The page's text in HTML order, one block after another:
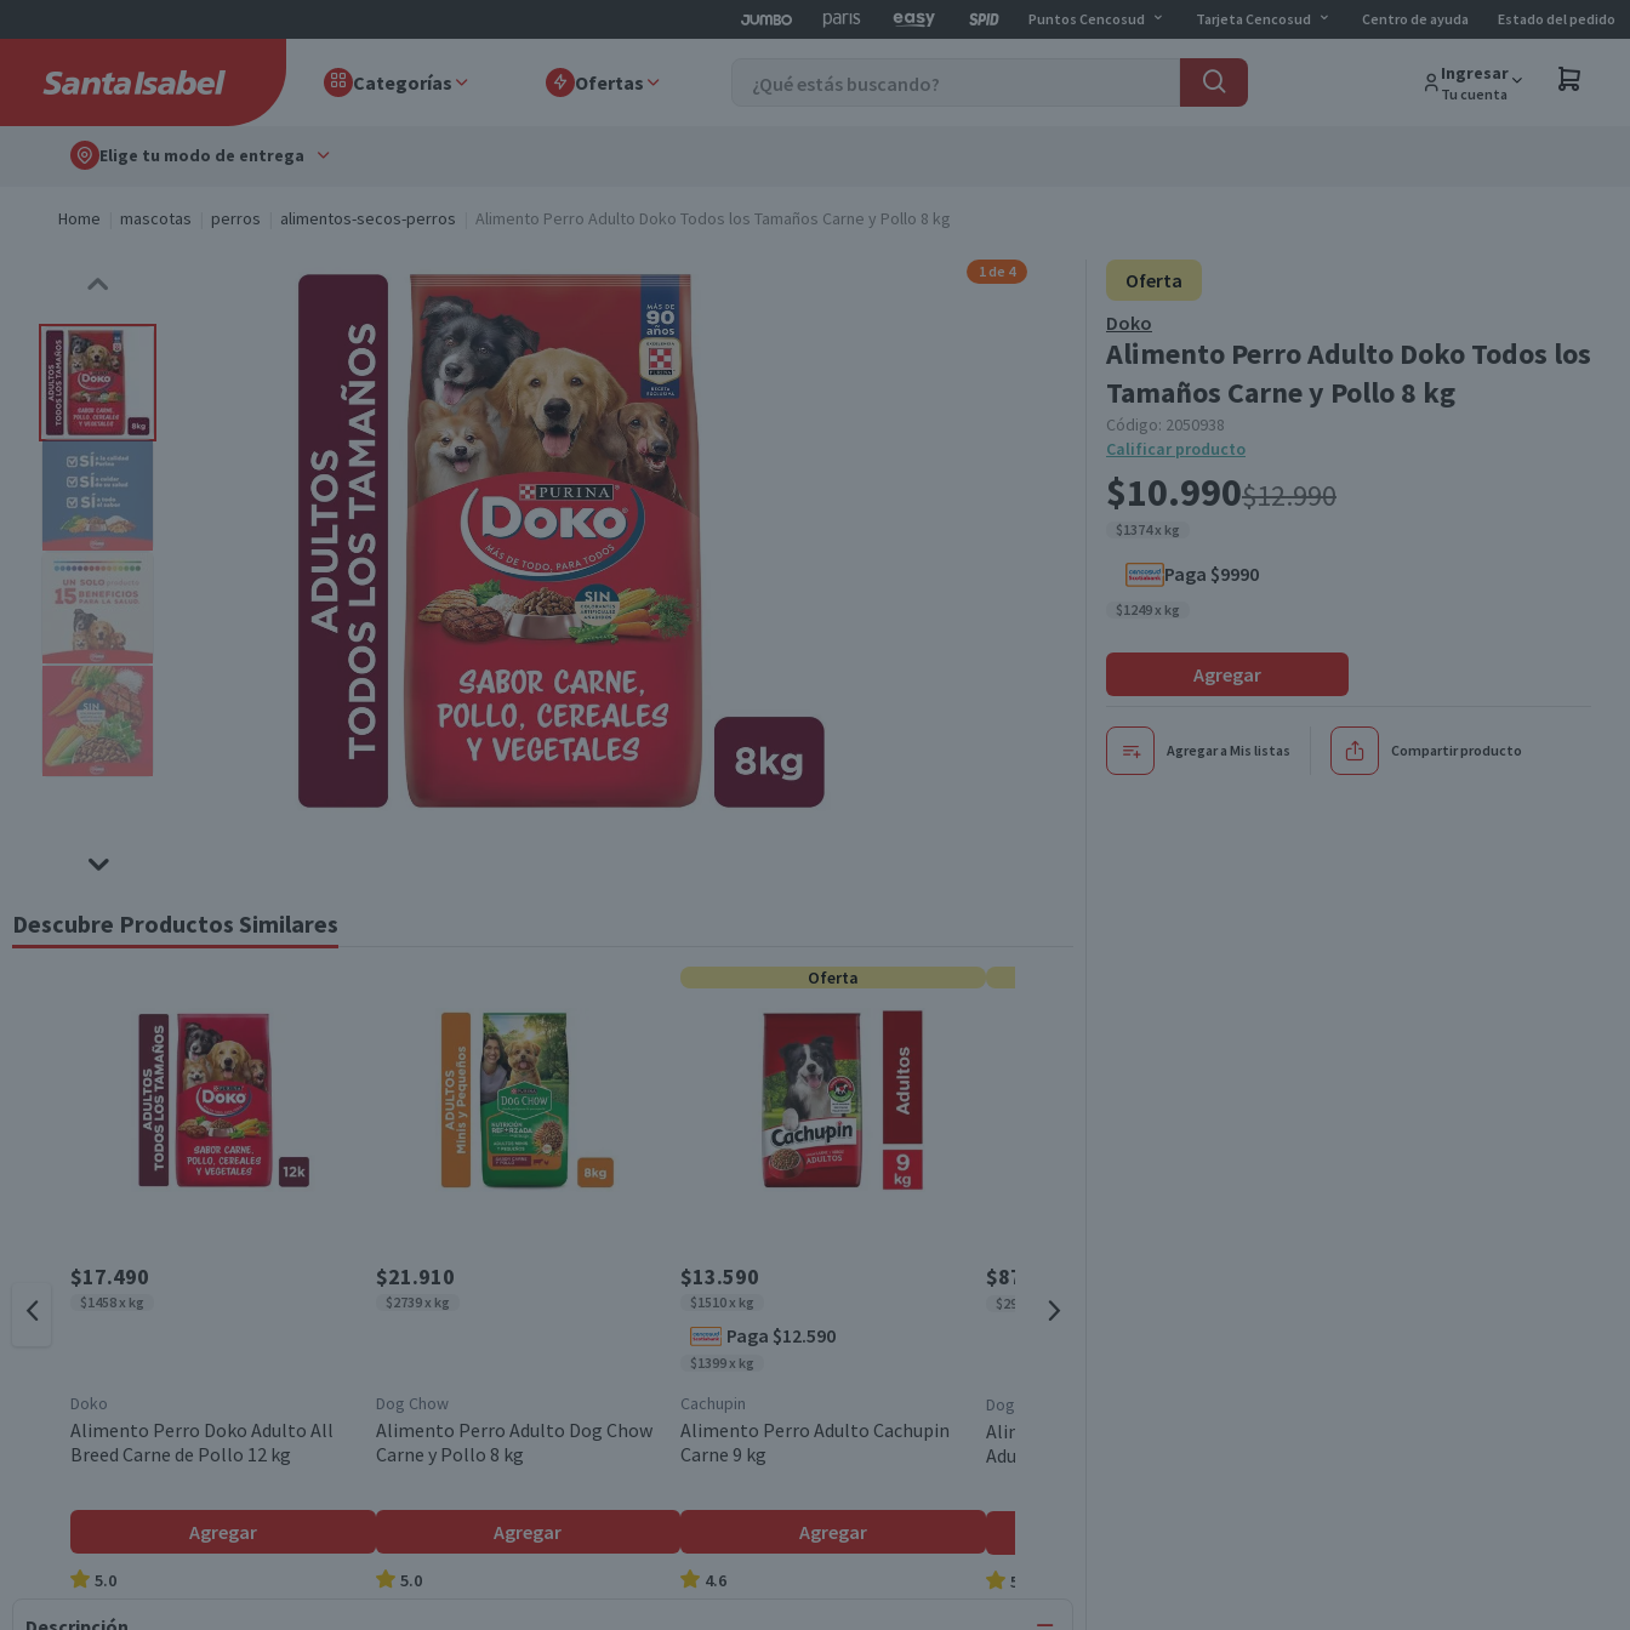
Puntos Cencosud Tarjeta Cencosud Centro de ayuda Estado del pedido
Categorías Ofertas Ingresar
Tu cuenta
Elige tu modo de entrega
Home mascotas perros alimentos-secos-perros Alimento Perro Adulto Doko Todos los Tamaños Carne y Pollo 8 kg
Oferta
Doko
Alimento Perro Adulto Doko Todos los
Tamaños Carne y Pollo 8 kg
Código: 2050938
Calificar producto
$10.990$12.990
$1374 x kg
Paga $9990
$1249 x kg
Agregar
Agregar a Mis listas Compartir producto
1 de 4
Descubre Productos Similares
$17.490
$1458 x kg
Doko
Alimento Perro Doko Adulto All
Breed Carne de Pollo 12 kg
Agregar
5.0
$21.910
$2739 x kg
Dog Chow
Alimento Perro Adulto Dog Chow
Carne y Pollo 8 kg
Agregar
5.0
Oferta
$13.590
$1510 x kg
Paga $12.590
$1399 x kg
Cachupin
Alimento Perro Adulto Cachupin
Carne 9 kg
Agregar
4.6
$8790
$2930 x kg
Dog Chow
Alimento Perro Adulto Dog Chow
Adultos 7+ 3 kg
5.0